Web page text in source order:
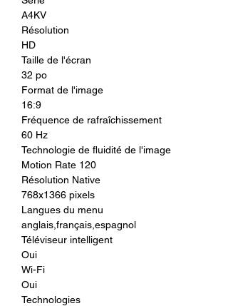
A4KV
Résolution
HD
Taille de l'écran
32 po
Format de l'image
16:9
Fréquence de rafraîchissement
60 Hz
Technologie de fluidité de l'image
Motion Rate 120
Résolution Native
768x1366 pixels
Langues du menu
anglais,français,espagnol
Téléviseur intelligent
Oui
Wi-Fi
Oui
Technologies